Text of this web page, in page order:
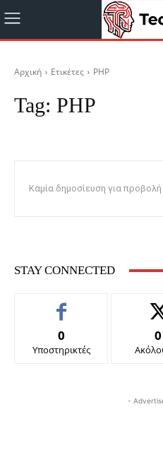
Αρχική Ετικέτες PHP
Tag: PHP
Καμία δημοσίευση για προβολή
STAY CONNECTED
0
Υποστηρικτές
0
-